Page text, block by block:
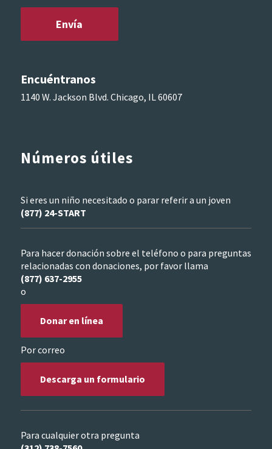
Encuéntranos
1140 W. Jackson Blvd. Chicago, IL 60607
Números útiles
Si eres un niño necesitado o parar referir a un joven
(877) 24-START
Para hacer donación sobre el teléfono o para preguntas
relacionadas con donaciones, por favor llama
(877) 637-2955
o
Donar en línea
Por correo
Descarga un formulario
Para cualquier otra pregunta